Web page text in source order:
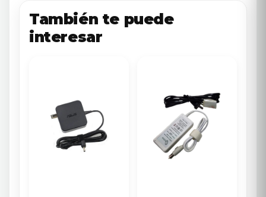
También te puede
interesar